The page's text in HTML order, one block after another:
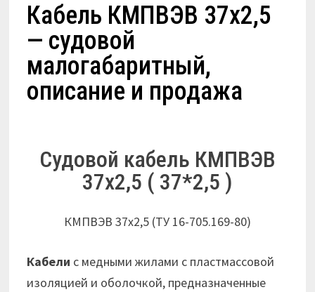
Кабель КМПВЭВ 37х2,5
— судовой
малогабаритный,
описание и продажа
Судовой кабель КМПВЭВ
37х2,5 ( 37*2,5 )
КМПВЭВ 37х2,5 (ТУ 16-705.169-80)
Кабели с медными жилами с пластмассовой
изоляцией и оболочкой, предназначенные